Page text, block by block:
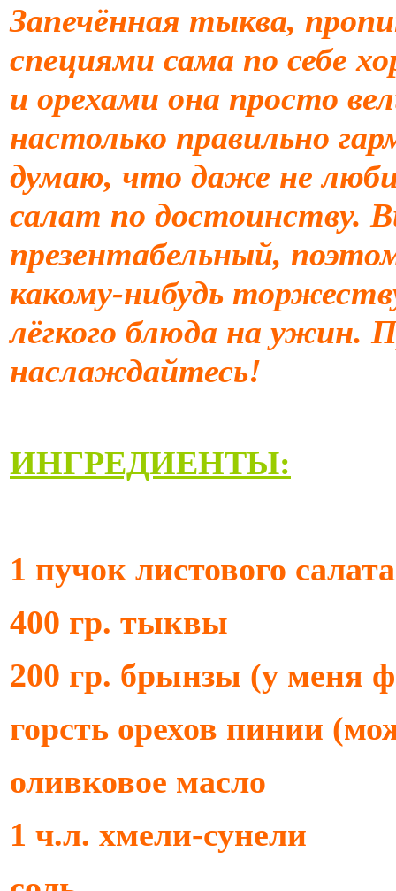
Запечённая тыква,
специями сама по себе
и орехами она просто
настолько правильно
думаю, что даже не
салат по достоинству.
презентабельный,
какому-нибудь
лёгкого блюда на ужин.
наслаждайтесь!
ИНГРЕДИЕНТЫ:
1 пучок листового салата
400 гр. тыквы
200 гр. брынзы (у меня
горсть орехов пинии
оливковое масло
1 ч.л. хмели-сунели